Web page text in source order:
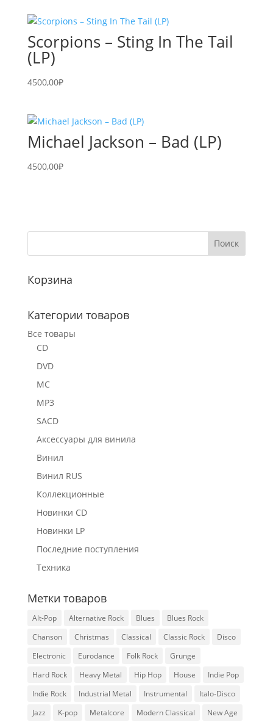
Scorpions – Sting In The Tail
(LP)
4500,00₽
Michael Jackson – Bad (LP)
4500,00₽
Корзина
Категории товаров
Все товары
CD
DVD
MC
MP3
SACD
Аксессуары для винила
Винил
Винил RUS
Коллекционные
Новинки CD
Новинки LP
Последние поступления
Техника
Метки товаров
Alt-Pop Alternative Rock Blues
Blues Rock
Chanson
Christmas Classical Classic Rock
Disco
Electronic
Eurodance Folk Rock
Grunge
Hard Rock
Heavy Metal Hip Hop House
Indie Pop
Indie Rock
Industrial Metal Instrumental
Italo-Disco
Jazz
K-pop Metalcore Modern Classical New Age